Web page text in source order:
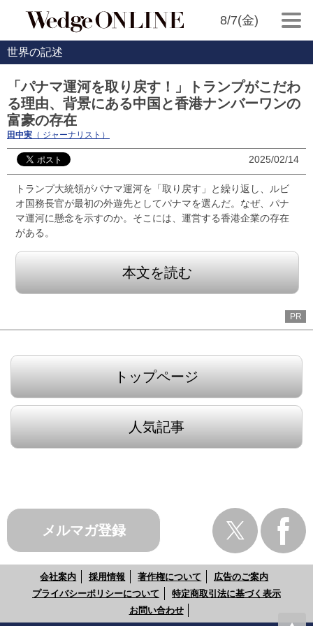
8/7(金)
世界の記述
「パナマ運河を取り戻す！」トランプがこだわ
る理由、背景にある中国と香港ナンバーワンの
富豪の存在
田中実 （ ジャーナリスト）
2025/02/14
トランプ大統領がパナマ運河を「取り戻す」と繰り返し、ルビ
オ国務長官が最初の外遊先としてパナマを選んだ。なぜ、パナ
マ運河に懸念を示すのか。そこには、運営する香港企業の存在
がある。
本文を読む
PR
トップページ
人気記事
メルマガ登録
会社案内 採用情報 著作権について
広告のご案内
プライバシーポリシーについて
特定商取引法に基づく表示
お問い合わせ